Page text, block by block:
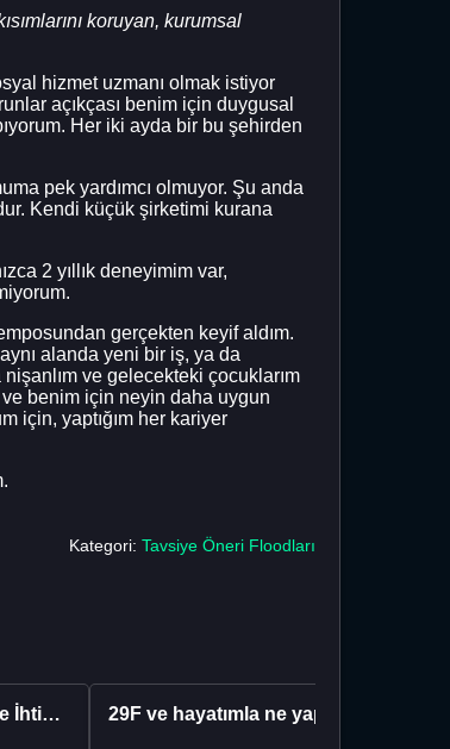
koruyan, kurumsal
hizmet uzmanı olmak istiyor
açıkçası benim için duygusal
Her iki ayda bir bu şehirden
pek yardımcı olmuyor. Şu anda
Kendi küçük şirketimi kurana
2 yıllık deneyimim var,
gerçekten keyif aldım.
alanda yeni bir iş, ya da
ve gelecekteki çocuklarım
benim için neyin daha uygun
için, yaptığım her kariyer
Kategori: Tavsiye Öneri Floodları
Kariyer Tavsiyesine İhtiyacınız Var